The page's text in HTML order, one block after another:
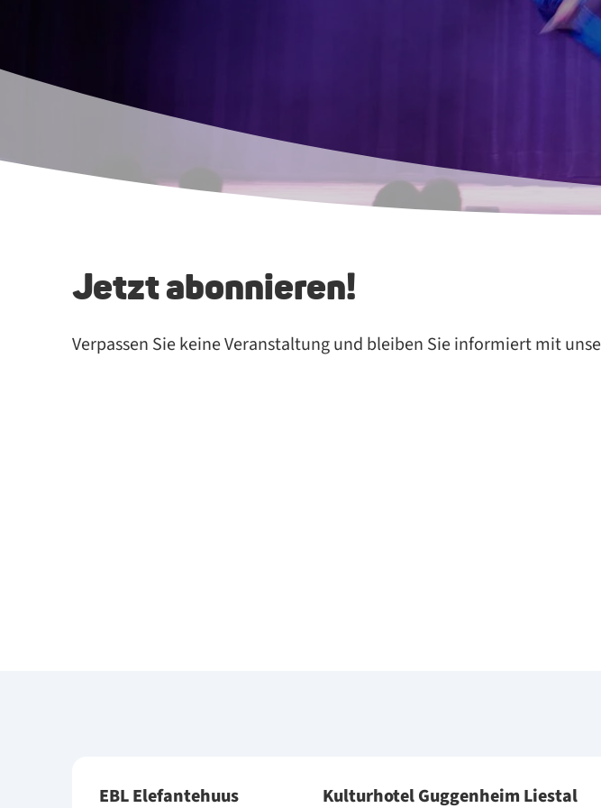
Jetzt abonnieren!
Verpassen Sie keine Veranstaltung und bleiben Sie informiert mit
EBL Elefantehuus
Kulturhotel Guggenheim Liestal